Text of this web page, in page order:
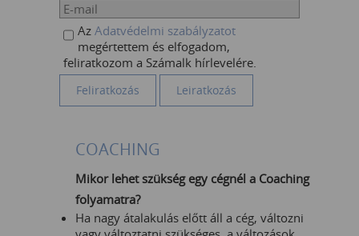
Az Adatvédelmi szabályzatot
megértettem és elfogadom,
feliratkozom a Számalk hírlevelére.
COACHING
Mikor lehet szükség egy cégnél a Coaching
folyamatra?
Ha nagy átalakulás előtt áll a cég, változni